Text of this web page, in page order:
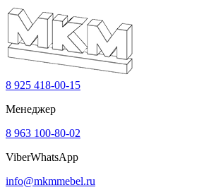
8 925 418-00-15
Менеджер
8 963 100-80-02
ViberWhatsApp
info@mkmmebel.ru